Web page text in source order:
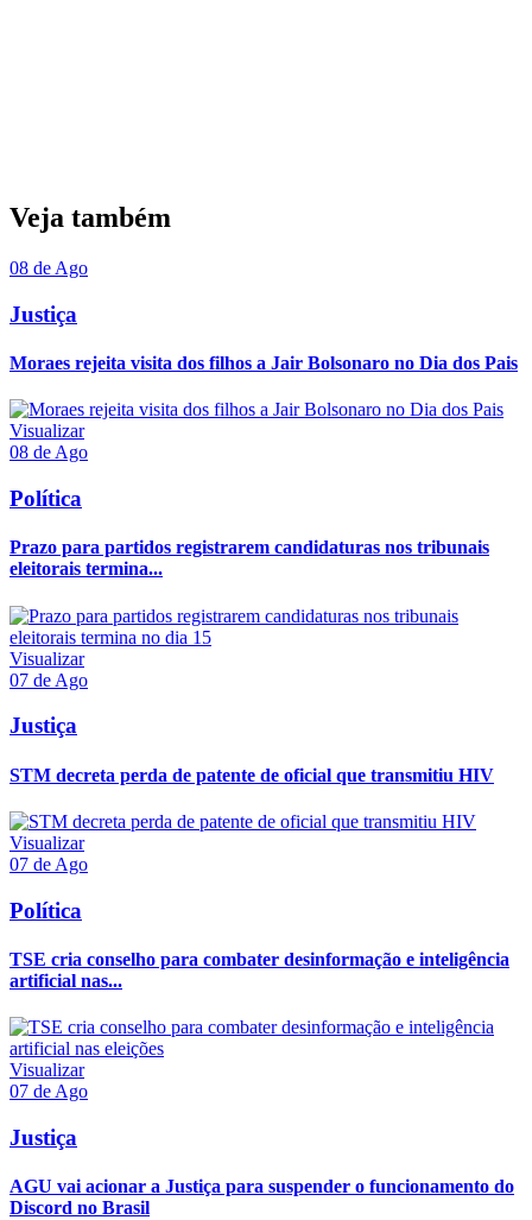
Veja também
08 de Ago
Justiça
Moraes rejeita visita dos filhos a Jair Bolsonaro no Dia dos Pais
Visualizar
08 de Ago
Política
Prazo para partidos registrarem candidaturas nos tribunais
eleitorais termina...
Visualizar
07 de Ago
Justiça
STM decreta perda de patente de oficial que transmitiu HIV
Visualizar
07 de Ago
Política
TSE cria conselho para combater desinformação e inteligência
artificial nas...
Visualizar
07 de Ago
Justiça
AGU vai acionar a Justiça para suspender o funcionamento do
Discord no Brasil